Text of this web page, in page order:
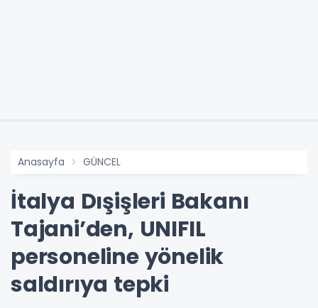
Anasayfa GÜNCEL
İtalya Dışişleri Bakanı
Tajani’den, UNIFIL
personeline yönelik
saldırıya tepki